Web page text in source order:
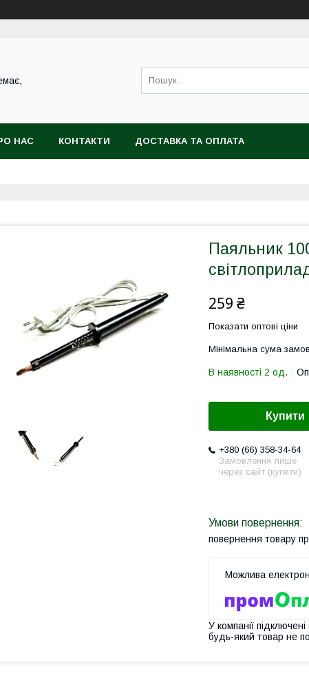
НАС КОНТАКТИ ДОСТАВКА ТА ОПЛАТА
Паяльник
259 ₴
Показати оптові ціни
Мінімальна сума
В наявності 2 од.
Купити
+380 (66) 358-34-64
Замовлення лише
через сайт (купити)
повернення товару
У компанії
будь-який товар не